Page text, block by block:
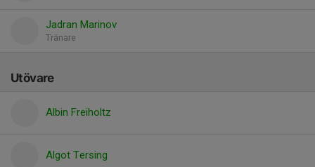
Jadran Marinov
Tränare
Utövare
Albin Freiholtz
Algot Tersing